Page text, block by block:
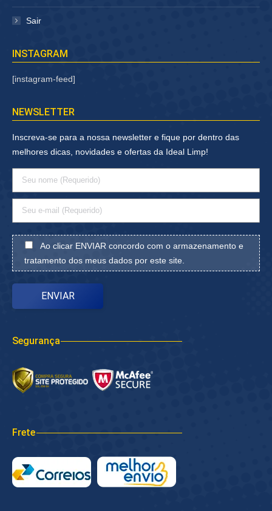
Sair
INSTAGRAM
[instagram-feed]
NEWSLETTER
Inscreva-se para a nossa newsletter e fique por dentro das
melhores dicas, novidades e ofertas da Ideal Limp!
Ao clicar ENVIAR concordo com o armazenamento e
tratamento dos meus dados por este site.
Segurança
Frete